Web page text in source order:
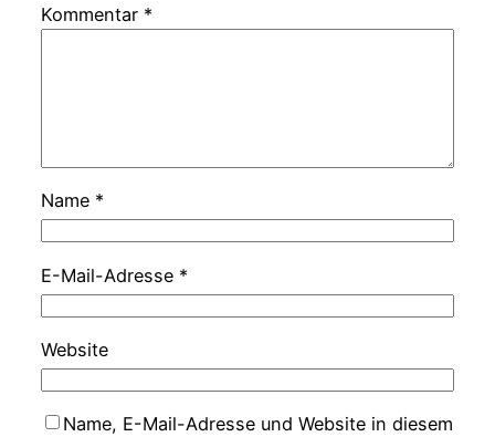
Kommentar *
Name *
E-Mail-Adresse *
Website
Name, E-Mail-Adresse und Website in diesem